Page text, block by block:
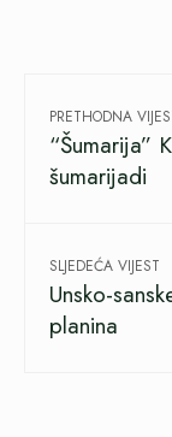
PRETHODNA
“Šumarija”
šumarijadi
SLJEDEĆA VIJEST
Unsko-
planina